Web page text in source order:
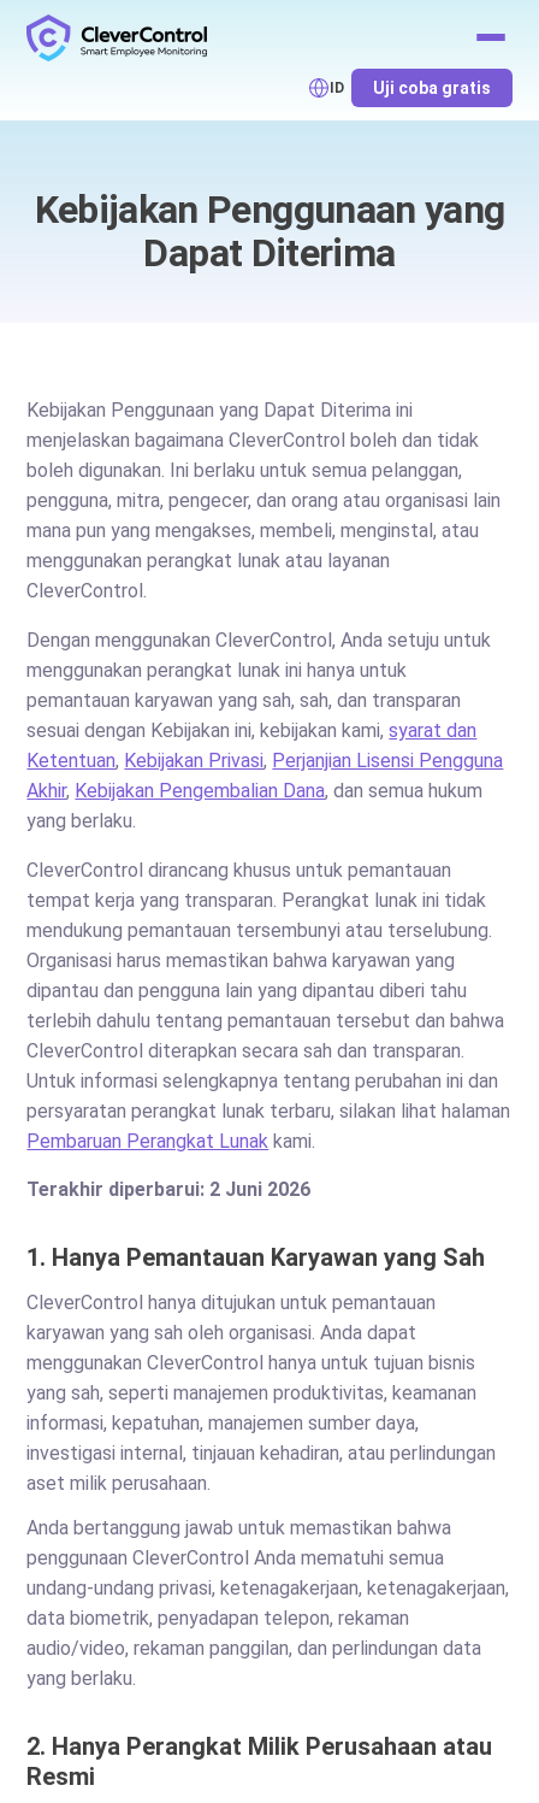
ID Uji coba gratis
Kebijakan Penggunaan yang
Dapat Diterima
Kebijakan Penggunaan yang Dapat Diterima ini
menjelaskan bagaimana CleverControl boleh dan tidak
boleh digunakan. Ini berlaku untuk semua pelanggan,
pengguna, mitra, pengecer, dan orang atau organisasi lain
mana pun yang mengakses, membeli, menginstal, atau
menggunakan perangkat lunak atau layanan
CleverControl.
Dengan menggunakan CleverControl, Anda setuju untuk
menggunakan perangkat lunak ini hanya untuk
pemantauan karyawan yang sah, sah, dan transparan
sesuai dengan Kebijakan ini, kebijakan kami,syarat dan
Ketentuan, Kebijakan Privasi, Perjanjian Lisensi Pengguna
Akhir, Kebijakan Pengembalian Dana, dan semua hukum
yang berlaku.
CleverControl dirancang khusus untuk pemantauan
tempat kerja yang transparan. Perangkat lunak ini tidak
mendukung pemantauan tersembunyi atau terselubung.
Organisasi harus memastikan bahwa karyawan yang
dipantau dan pengguna lain yang dipantau diberi tahu
terlebih dahulu tentang pemantauan tersebut dan bahwa
CleverControl diterapkan secara sah dan transparan.
Untuk informasi selengkapnya tentang perubahan ini dan
persyaratan perangkat lunak terbaru, silakan lihat halaman
Pembaruan Perangkat Lunak kami.
Terakhir diperbarui: 2 Juni 2026
1. Hanya Pemantauan Karyawan yang Sah
CleverControl hanya ditujukan untuk pemantauan
karyawan yang sah oleh organisasi. Anda dapat
menggunakan CleverControl hanya untuk tujuan bisnis
yang sah, seperti manajemen produktivitas, keamanan
informasi, kepatuhan, manajemen sumber daya,
investigasi internal, tinjauan kehadiran, atau perlindungan
aset milik perusahaan.
Anda bertanggung jawab untuk memastikan bahwa
penggunaan CleverControl Anda mematuhi semua
undang-undang privasi, ketenagakerjaan, ketenagakerjaan,
data biometrik, penyadapan telepon, rekaman
audio/video, rekaman panggilan, dan perlindungan data
yang berlaku.
2. Hanya Perangkat Milik Perusahaan atau
Resmi